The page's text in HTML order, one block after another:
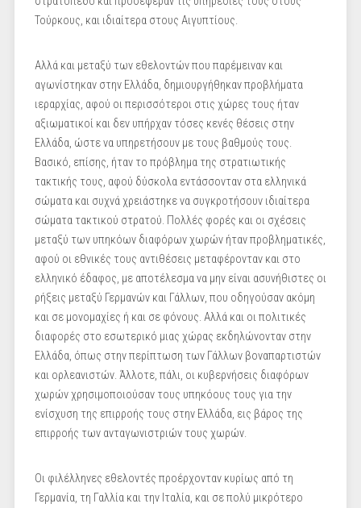
Τούρκους, και ιδιαίτερα στους Αιγυπτίους.
Αλλά και μεταξύ των εθελοντών που παρέμειναν και
αγωνίστηκαν στην Ελλάδα, δημιουργήθηκαν προβλήματα
ιεραρχίας, αφού οι περισσότεροι στις χώρες τους ήταν
αξιωματικοί και δεν υπήρχαν τόσες κενές θέσεις στην
Ελλάδα, ώστε να υπηρετήσουν με τους βαθμούς τους.
Βασικό, επίσης, ήταν το πρόβλημα της στρατιωτικής
τακτικής τους, αφού δύσκολα εντάσσονταν στα ελληνικά
σώματα και συχνά χρειάστηκε να συγκροτήσουν ιδιαίτερα
σώματα τακτικού στρατού. Πολλές φορές και οι σχέσεις
μεταξύ των υπηκόων διαφόρων χωρών ήταν προβληματικές,
αφού οι εθνικές τους αντιθέσεις μεταφέρονταν και στο
ελληνικό έδαφος, με αποτέλεσμα να μην είναι ασυνήθιστες οι
ρήξεις μεταξύ Γερμανών και Γάλλων, που οδηγούσαν ακόμη
και σε μονομαχίες ή και σε φόνους. Αλλά και οι πολιτικές
διαφορές στο εσωτερικό μιας χώρας εκδηλώνονταν στην
Ελλάδα, όπως στην περίπτωση των Γάλλων βοναπαρτιστών
και ορλεανιστών. Άλλοτε, πάλι, οι κυβερνήσεις διαφόρων
χωρών χρησιμοποιούσαν τους υπηκόους τους για την
ενίσχυση της επιρροής τους στην Ελλάδα, εις βάρος της
επιρροής των ανταγωνιστριών τους χωρών.
Οι φιλέλληνες εθελοντές προέρχονταν κυρίως από τη
Γερμανία, τη Γαλλία και την Ιταλία, και σε πολύ μικρότερο